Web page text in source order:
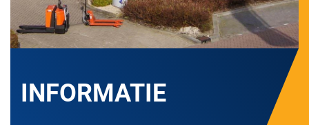
INFORMATIE